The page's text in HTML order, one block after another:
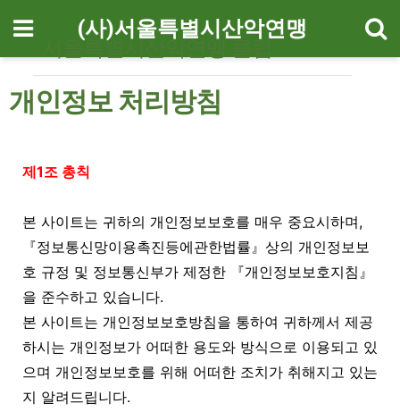
메뉴 (사)서울특별시산악연맹
서울특별시산악연맹 클럽
개인정보 처리방침
개인정보 처리방침 안내
제1조 총칙
본 사이트는 귀하의 개인정보보호를 매우 중요시하며,
『정보통신망이용촉진등에관한법률』상의 개인정보보
호 규정 및 정보통신부가 제정한 『개인정보보호지침』
을 준수하고 있습니다.
본 사이트는 개인정보보호방침을 통하여 귀하께서 제공
하시는 개인정보가 어떠한 용도와 방식으로 이용되고 있
으며 개인정보보호를 위해 어떠한 조치가 취해지고 있는
지 알려드립니다.